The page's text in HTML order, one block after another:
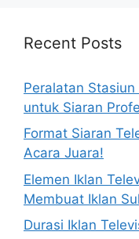
Recent Posts
Peralatan Stasiun
untuk Siaran
Format Siaran
Acara Juara!
Elemen Iklan
Membuat Iklan
Durasi Iklan